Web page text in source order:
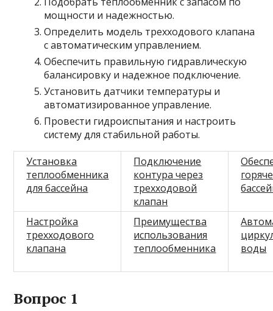
мощности и надежностью.
Определить модель трехходового клапана
с автоматическим управлением.
Обеспечить правильную гидравлическую
балансировку и надежное подключение.
Установить датчики температуры и
автоматизированное управление.
Провести гидроиспытания и настроить
систему для стабильной работы.
Установка
теплообменника
для бассейна
Подключение
контура через
трехходовой
клапан
Настройка
трехходового
клапана
Преимущества
использования
теплообменника
воды
Вопрос 1